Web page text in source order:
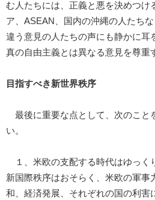
む人たちには、正義と悪を決めつけ
ア、ASEAN、国内の沖縄の人たち
違う意見の人たちの声にも静かに耳
真の自由主義とは異なる意見を尊重
目指すべき新世界秩序
最後に重要な点として、次のこと
い。
１、米欧の支配する時代はゆっく
新国際秩序はおそらく、米欧の軍事
和、経済発展、それぞれの国の利害